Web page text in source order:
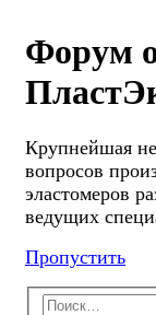
Форум
Крупнейшая
вопросов
эластомеров
ведущих
Пропустить